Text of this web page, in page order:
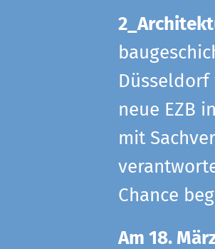
neue EZB
mit
Chance
Am 18.